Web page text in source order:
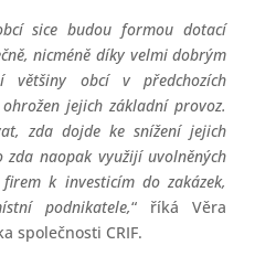
sice budou formou dotací
nicméně díky velmi dobrým
většiny obcí v předchozích
jejich základní provoz.
zda dojde ke snížení jejich
naopak využijí uvolněných
k investicím do zakázek,
podnikatele,“ říká Věra
společnosti CRIF.